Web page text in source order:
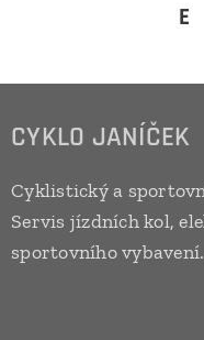
E
CYKLO JANÍČEK
Cyklistický a
Servis jízdních kol,
sportovního vybavení.